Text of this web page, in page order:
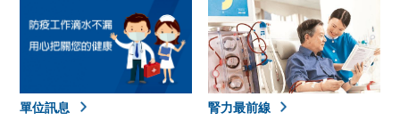
單位訊息 腎力最前線